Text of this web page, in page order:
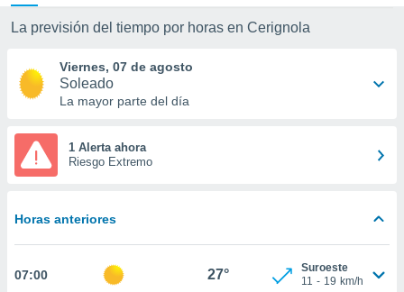
calidad.
a este
y
digital
basada
seguir
La previsión del tiempo por horas en Cerignola
Viernes, 07 de agosto
Soleado
La mayor parte del día
1 Alerta ahora
Riesgo Extremo
Horas anteriores
07:00 27°
Suroeste
11 - 19 km/h